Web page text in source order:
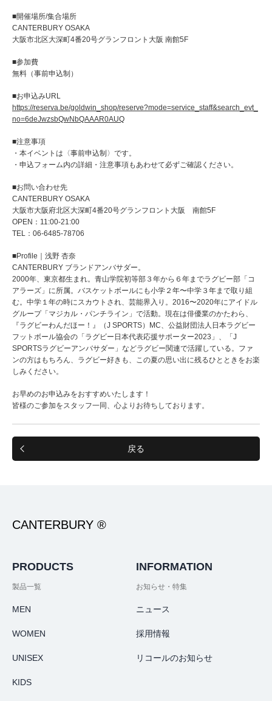
■開催場所/集合場所
CANTERBURY OSAKA
大阪市北区大深町4番20号グランフロント大阪 南館5F
■参加費
無料（事前申込制）
■お申込みURL
https://reserva.be/goldwin_shop/reserve?mode=service_staff&search_evt_
no=6deJwzsbQwNbQAAAR0AUQ
■注意事項
・本イベントは〈事前申込制〉です。
・申込フォーム内の詳細・注意事項もあわせて必ずご確認ください。
■お問い合わせ先
CANTERBURY OSAKA
大阪市大阪府北区大深町4番20号グランフロント大阪 南館5F
OPEN：11:00-21:00
TEL：06-6485-78706
■Profile｜浅野 杏奈
CANTERBURY ブランドアンバサダー。
2000年、東京都生まれ。青山学院初等部３年から６年までラグビー部「コ
アラーズ」に所属。バスケットボールにも小学２年〜中学３年まで取り組
む。中学１年の時にスカウトされ、芸能界入り。2016〜2020年にアイドル
グループ「マジカル・パンチライン」で活動。現在は俳優業のかたわら、
『ラグビーわんだほー！』（J SPORTS）MC、公益財団法人日本ラグビー
フットボール協会の「ラグビー日本代表応援サポーター2023」、「J
SPORTSラグビーアンバサダー」などラグビー関連で活躍している。ファ
ンの方はもちろん、ラグビー好きも、この夏の思い出に残るひとときをお楽
しみください。
お早めのお申込みをおすすめいたします！
皆様のご参加をスタッフ一同、心よりお待ちしております。
戻る
CANTERBURY ®
PRODUCTS
製品一覧
MEN
WOMEN
UNISEX
KIDS
INFORMATION
お知らせ・特集
ニュース
採用情報
リコールのお知らせ